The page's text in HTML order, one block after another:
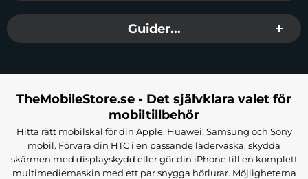
Ljud utan gränser med teknik DT4.0
Upptäck en ny dimension av ljud med Joyroom Openfree JR-OE2
hörlurarna att ge dig fantastisk ljudkvalitet - oavsett om du är på en
fullsatt tunnelbana eller på en lugn promenad i parken. Nu kan du
njuta av musik, samtal och din omgivning utan att gå miste om
något av dem.
Komfort och stabilitet att bära
Joyroom Openfree JR-OE2-hörlurar är designade med din komfort
Guider...
TheMobileStore.se - Det självklara valet för
mobiltillbehör
Hitta rätt mobilskal för din Apple, Huawei, Samsung och Sony
mobil. Förvara din HTC i en passande läderväska, skydda
skärmen med displayskydd eller gör din iPhone till en komplett
multimediemaskin med ett par snygga hörlurar. Möjligheterna